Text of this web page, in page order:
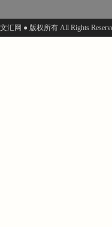
文汇网 ● 版权所有 All Rights